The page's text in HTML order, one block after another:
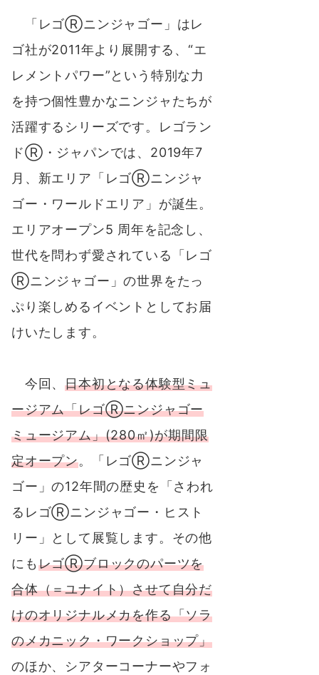
「レゴⓇニンジャゴー」はレ
ゴ社が2011年より展開する、“エ
レメントパワー”という特別な力
を持つ個性豊かなニンジャたちが
活躍するシリーズです。レゴラン
ドⓇ・ジャパンでは、2019年7
月、新エリア「レゴⓇニンジャ
ゴー・ワールドエリア」が誕生。
エリアオープン5 周年を記念し、
世代を問わず愛されている「レゴ
Ⓡニンジャゴー」の世界をたっ
ぷり楽しめるイベントとしてお届
けいたします。
今回、日本初となる体験型ミュ
ージアム「レゴⓇニンジャゴー
ミュージアム」(280㎡)が期間限
定オープン。「レゴⓇニンジャ
ゴー」の12年間の歴史を「さわれ
るレゴⓇニンジャゴー・ヒスト
リー」として展覧します。その他
にもレゴⓇブロックのパーツを
合体（＝ユナイト）させて自分だ
けのオリジナルメカを作る「ソラ
のメカニック・ワークショップ」
のほか、シアターコーナーやフォ